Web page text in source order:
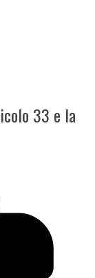
33 e la